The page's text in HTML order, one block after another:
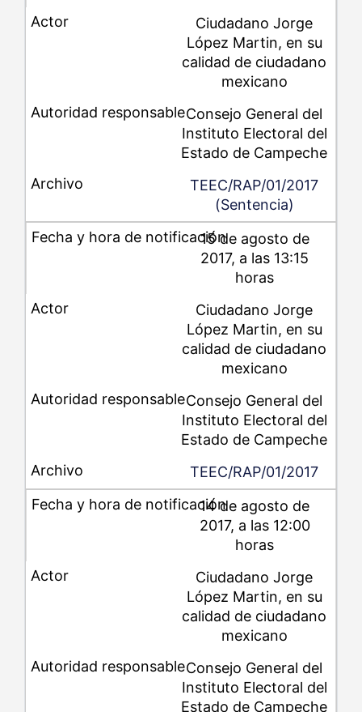
Ciudadano Jorge
López Martin, en su
calidad de ciudadano
mexicano
Consejo General del
Instituto Electoral del
Estado de Campeche
TEEC/RAP/01/2017
(Sentencia)
15 de agosto de
2017, a las 13:15
horas
Ciudadano Jorge
López Martin, en su
calidad de ciudadano
mexicano
Consejo General del
Instituto Electoral del
Estado de Campeche
TEEC/RAP/01/2017
14 de agosto de
2017, a las 12:00
horas
Ciudadano Jorge
López Martin, en su
calidad de ciudadano
mexicano
Consejo General del
Instituto Electoral del
Estado de Campeche